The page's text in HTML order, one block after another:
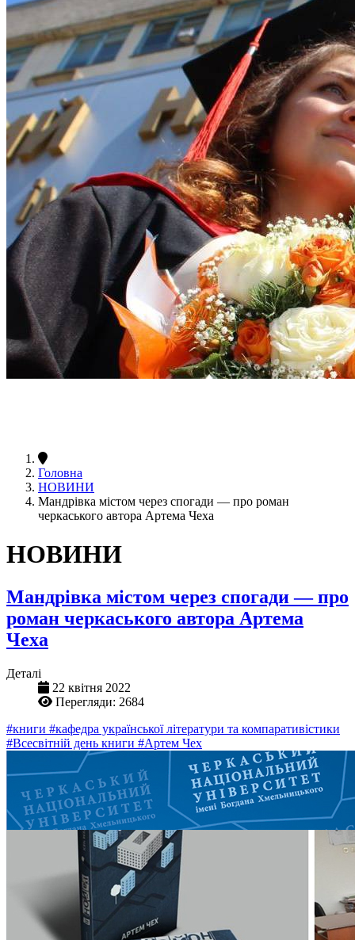
Головна
НОВИНИ
Мандрівка містом через спогади — про роман
черкаського автора Артема Чеха
НОВИНИ
Мандрівка містом через спогади — про
роман черкаського автора Артема
Чеха
Деталі
22 квітня 2022
Перегляди: 2684
#книги #кафедра української літератури та компаративістики
#Всесвітній день книги #Артем Чех